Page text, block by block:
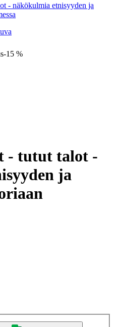
- näkökulmia etnisyyden ja
-15 %
- tutut talot -
ja